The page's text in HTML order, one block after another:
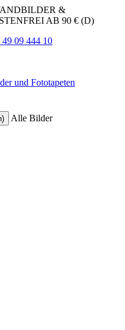
&
AB 90 € (D)
49 09 444 10
Alle Bilder